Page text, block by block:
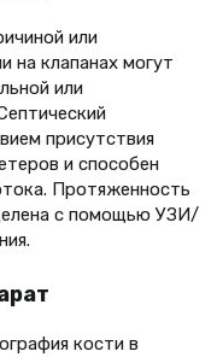
или
на клапанах могут
или
присутствия
и способен
Протяженность
с помощью УЗИ/
кости в